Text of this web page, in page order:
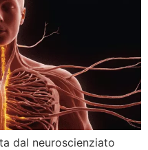
dal neuroscienziato